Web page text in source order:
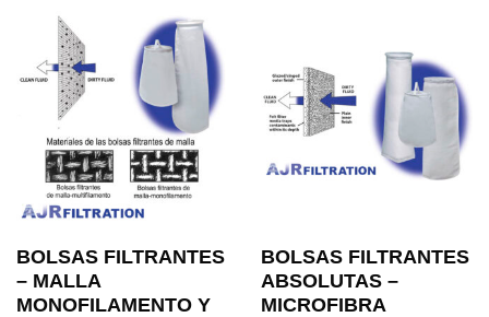
BOLSAS FILTRANTES
– MALLA
MONOFILAMENTO Y
BOLSAS FILTRANTES
ABSOLUTAS –
MICROFIBRA